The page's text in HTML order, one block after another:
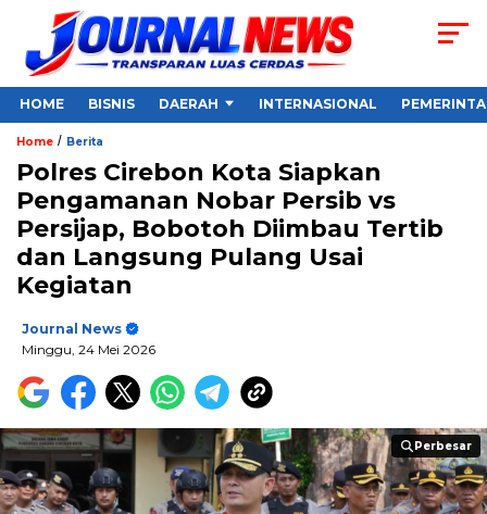
HOME BISNIS DAERAH INTERNASIONAL
Home / Berita
Polres Cirebon Kota Siapkan
Pengamanan Nobar Persib vs
Persijap, Bobotoh Diimbau Tertib
dan Langsung Pulang Usai
Kegiatan
Journal News
Minggu, 24 Mei 2026
Perbesar
Perbesar